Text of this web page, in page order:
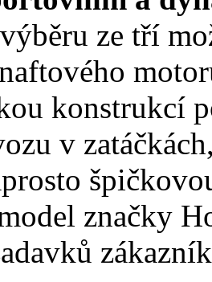
ze tří
konstrukcí
v
značky